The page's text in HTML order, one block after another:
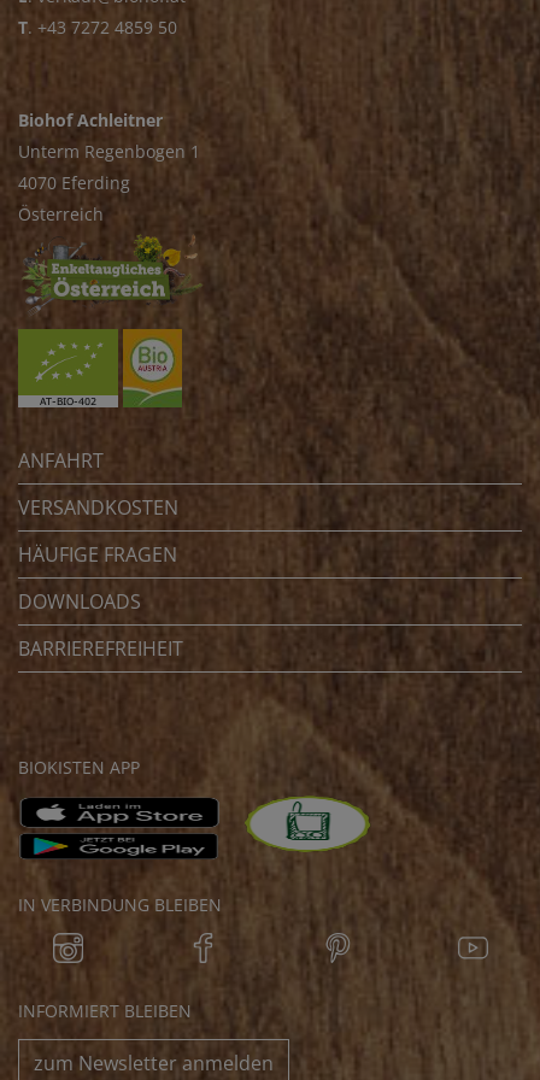
T. +43 7272 4859 50
Biohof Achleitner
Unterm Regenbogen 1
4070 Eferding
Österreich
ANFAHRT
VERSANDKOSTEN
HÄUFIGE FRAGEN
DOWNLOADS
BARRIEREFREIHEIT
BIOKISTEN APP
IN VERBINDUNG BLEIBEN
INFORMIERT BLEIBEN
zum Newsletter anmelden